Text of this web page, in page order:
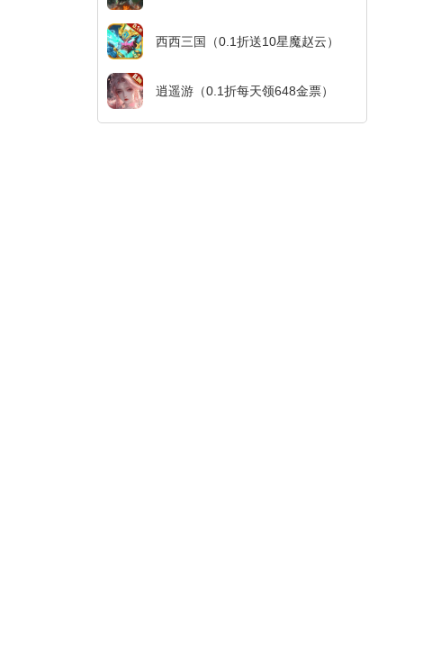
西西三国（0.1折送10星魔赵云）
逍遥游（0.1折每天领648金票）